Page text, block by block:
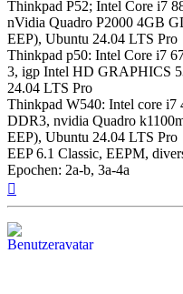
Thinkpad P52; Intel Core i7
nVidia Quadro P2000 4GB
EEP), Ubuntu 24.04 LTS Pro
Thinkpad p50: Intel Core i7
3, igp Intel HD GRAPHICS
24.04 LTS Pro
Thinkpad W540: Intel core
DDR3, nvidia Quadro
EEP), Ubuntu 24.04 LTS Pro
EEP 6.1 Classic, EEPM,
Epochen: 2a-b, 3a-4a